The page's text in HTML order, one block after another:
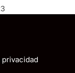
privacidad